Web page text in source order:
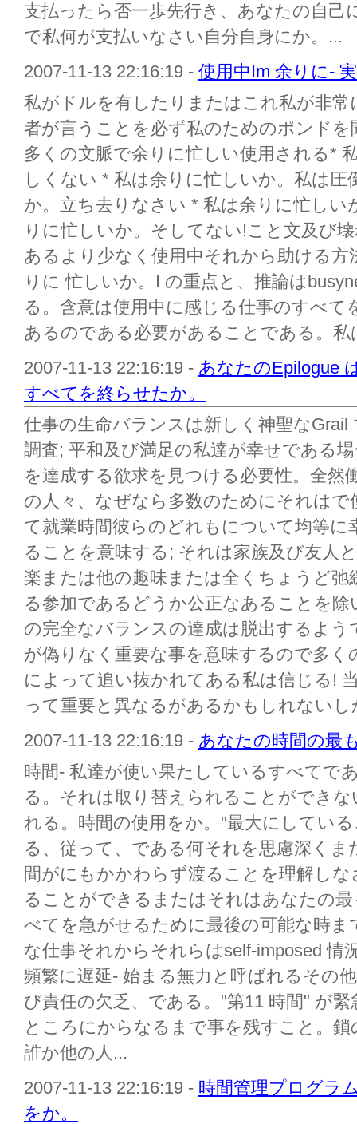
支払ったら否一歩先行き、あなたの自己
で私何が支払いなさい自分自身にか。...
2007-11-13 22:16:19 - 使用中Im 余りに-
私がドルを有したりまたはこれ私が非
者が言うことを必ず私のためのポンド
多くの文脈で余りに忙しい使用される*
しくない * 私は余りに忙しいか。私は
か。立ち去りなさい * 私は余りに忙しい
りに忙しいか。そしてない!こと文及び
あるより少なく使用中それから助ける
りに 忙しいか。I の重点と、推論は
る。含意は使用中に感じる仕事のすべ
あるのである必要があることである。私
2007-11-13 22:16:19 - あなたのEpilogue
すべてを終らせたか。
仕事の生命バランスは新しく神聖な
調査; 平和及び満足の私達が幸せである
を達成する欲求を見つける必要性。全然
の人々、なぜなら多数のためにそれは
て就業時間彼らのどれもについて均等
ることを意味する; それは家族及び友人
楽または他の趣味または全くちょうど
る参加であるどうか公正なあることを
の完全なバランスの達成は脱出するよ
が偽りなく重要な事を意味するので多く
によって追い抜かれてある私は信じる!
って重要と異なるがあるかもしれないし
2007-11-13 22:16:19 - あなたの時間の最
時間- 私達が使い果たしているすべてで
る。それは取り替えられることができ
れる。時間の使用をか。"最大にしてい
る、従って、である何それを思慮深く
間がにもかかわらず渡ることを理解し
ることができるまたはそれはあなたの
べてを急がせるために最後の可能な時
な仕事それからそれらはself-imposed 情
頻繁に遅延- 始まる無力と呼ばれるその
び責任の欠乏、である。"第11 時間" が
ところにからなるまで事を残すこと。
誰か他の人...
2007-11-13 22:16:19 - 時間管理プログラ
をか。